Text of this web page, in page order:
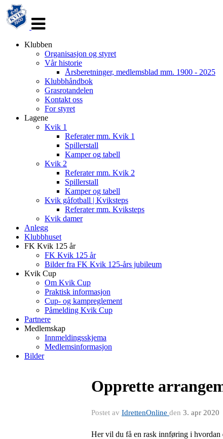
navigasjon
Klubben
Organisasjon og styret
Vår historie
Årsberetninger, medlemsblad mm. 1900 - 2025
Klubbhåndbok
Grasrotandelen
Kontakt oss
For styret
Lagene
Kvik 1
Referater mm. Kvik 1
Spillerstall
Kamper og tabell
Kvik 2
Referater mm. Kvik 2
Spillerstall
Kamper og tabell
Kvik gåfotball | Kviksteps
Referater mm. Kviksteps
Kvik damer
Anlegg
Klubbhuset
FK Kvik 125 år
FK Kvik 125 år
Bilder fra FK Kvik 125-års jubileum
Kvik Cup
Om Kvik Cup
Praktisk informasjon
Cup- og kampreglement
Påmelding Kvik Cup
Partnere
Medlemskap
Innmeldingsskjema
Medlemsinformasjon
Bilder
Opprette
Postet av IdrettenOnline den 3. apr 2020
Her vil du få en rask innføring i hvordan